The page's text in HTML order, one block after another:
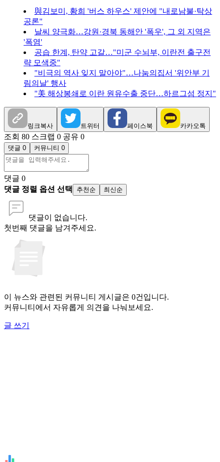
與김보미, 황희 '버스 하우스' 제안에 "내로남불·탁상
공론"
날씨 양극화…강원·경북 동해안 '폭우', 그 외 지역은
'폭염'
공습 한계, 탄약 고갈…"미군 수뇌부, 이란전 출구전
략 모색중"
"비극의 역사 잊지 말아야"…나눔의집서 '위안부 기
림의날' 행사
"美 해상봉쇄로 이란 원유수출 중단…하르그섬 정지"
링크복사 트위터 페이스북 카카오톡
조회 80 스크랩 0 공유 0
댓글 0 커뮤니티 0
댓글 0
댓글 정렬 옵션 선택
추천순 최신순
댓글이 없습니다.
첫번째 댓글을 남겨주세요.
이 뉴스와 관련된 커뮤니티 게시글은 0건입니다.
커뮤니티에서 자유롭게 의견을 나눠보세요.
글 쓰기